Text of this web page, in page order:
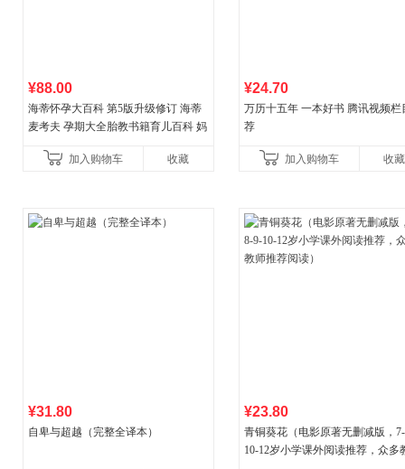
¥88.00
海蒂怀孕大百科 第5版升级修订 海蒂
麦考夫 孕期大全胎教书籍育儿百科 妈
健养生百科读物当
加入购物车 收藏
¥24.70
万历十五年 一本好书 腾讯视频栏
荐
加入购物车 收藏
¥31.80
自卑与超越（完整全译本）
¥23.80
青铜葵花（电影原著无删减版，
10-12岁小学课外阅读推荐，众多